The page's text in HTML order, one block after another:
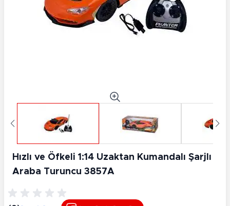
Hızlı ve Öfkeli 1:14 Uzaktan Kumandalı Şarjlı
Araba Turuncu 3857A